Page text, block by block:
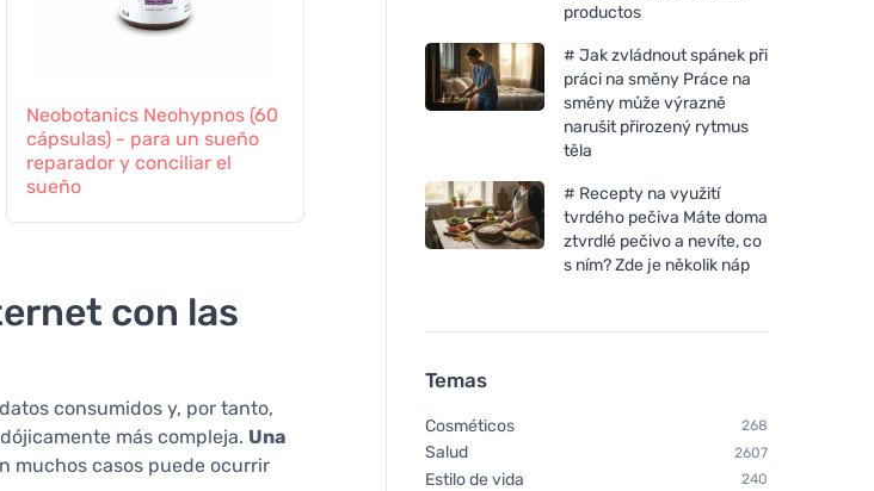
Neobotanics Neohypnos (60
cápsulas) - para un sueño
reparador y conciliar el
sueño
Neobotanics Mood-Balance
Neobotanics
(60 cápsulas) -
mental
con las
consumidos y, por tanto,
más compleja. Una
muchos casos puede ocurrir
productos
# Jak zvládnout spánek při
práci na směny Práce na
směny může výrazně
narušit přirozený rytmus
těla
# Recepty na využití
tvrdého pečiva Máte doma
ztvrdlé pečivo a nevíte, co
s ním? Zde je několik náp
Temas
Cosméticos 268
Salud 2607
Estilo de vida 240